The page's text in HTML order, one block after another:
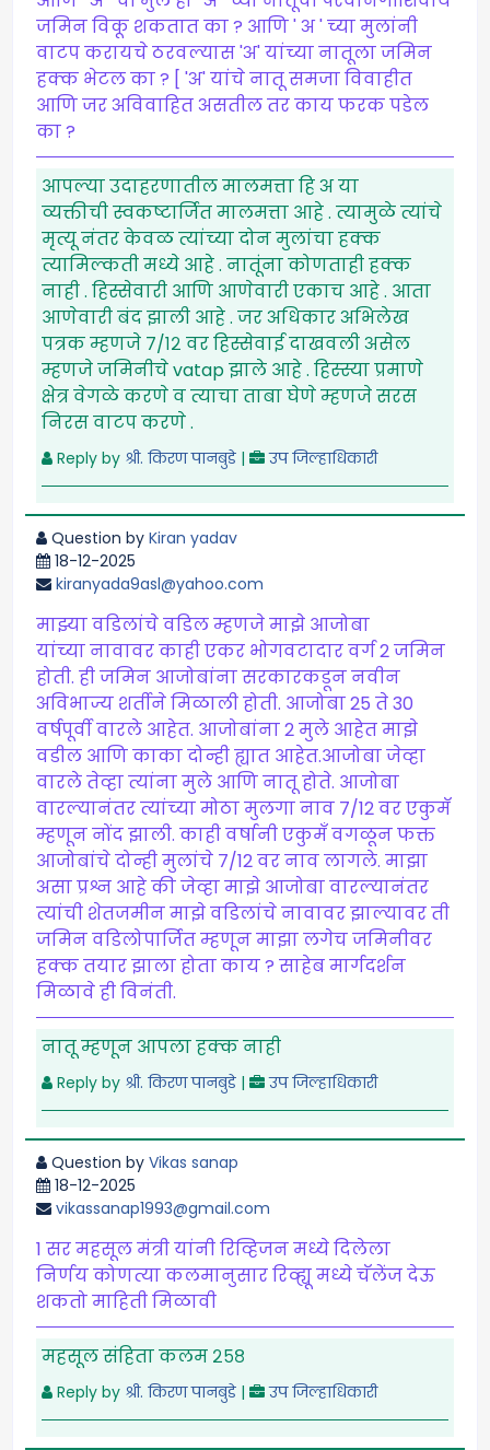
जमिन विकू शकतात का ? आणि ' अ ' च्या मुलांनी
वाटप करायचे ठरवल्यास 'अ' यांच्या नातूला जमिन
हक्क भेटल का ? [ 'अ' यांचे नातू समजा विवाहीत
आणि जर अविवाहित असतील तर काय फरक पडेल
का ?
आपल्या उदाहरणातील मालमत्ता हि अ या
व्यक्तीची स्वकष्टार्जित मालमत्ता आहे . त्यामुळे त्यांचे
मृत्यू नंतर केवळ त्यांच्या दोन मुलांचा हक्क
त्यामिल्कती मध्ये आहे . नातूंना कोणताही हक्क
नाही . हिस्सेवारी आणि आणेवारी एकाच आहे . आता
आणेवारी बंद झाली आहे . जर अधिकार अभिलेख
पत्रक म्हणजे ७/१२ वर हिस्सेवाई दाखवली असेल
म्हणजे जमिनीचे vatap झाले आहे . हिस्स्या प्रमाणे
क्षेत्र वेगळे करणे व त्याचा ताबा घेणे म्हणजे सरस
निरस वाटप करणे .
Reply by श्री. किरण पानबुडे | उप जिल्हाधिकारी
Question byKiran yadav
18-12-2025
kiranyada9asl@yahoo.com
माझ्या वडिलांचे वडिल म्हणजे माझे आजोबा
यांच्या नावावर काही एकर भोगवटादार वर्ग 2 जमिन
होती. ही जमिन आजोबांना सरकारकडून नवीन
अविभाज्य शर्तीने मिळाली होती. आजोबा 25 ते 30
वर्षपूर्वी वारले आहेत. आजोबांना 2 मुले आहेत माझे
वडील आणि काका दोन्ही ह्यात आहेत.आजोबा जेव्हा
वारले तेव्हा त्यांना मुले आणि नातू होते. आजोबा
वारल्यानंतर त्यांच्या मोठा मुलगा नाव 7/12 वर एकुमॅ
म्हणून नोंद झाली. काही वर्षानी एकुमँ वगळून फक्त
आजोबांचे दोन्ही मुलांचे 7/12 वर नाव लागले. माझा
असा प्रश्न आहे की जेव्हा माझे आजोबा वारल्यानंतर
त्यांची शेतजमीन माझे वडिलांचे नावावर झाल्यावर ती
जमिन वडिलोपार्जित म्हणून माझा लगेच जमिनीवर
हक्क तयार झाला होता काय ? साहेब मार्गदर्शन
मिळावे ही विनंती.
नातू म्हणून आपला हक्क नाही
Reply by श्री. किरण पानबुडे | उप जिल्हाधिकारी
Question byVikas sanap
18-12-2025
vikassanap1993@gmail.com
1 सर महसूल मंत्री यांनी रिव्हिजन मध्ये दिलेला
निर्णय कोणत्या कलमानुसार रिव्ह्यू मध्ये चॅलेंज देऊ
शकतो माहिती मिळावी
महसूल संहिता कलम २५८
Reply by श्री. किरण पानबुडे | उप जिल्हाधिकारी